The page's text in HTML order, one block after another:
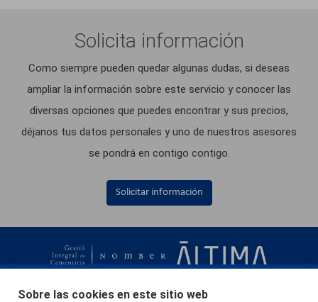
Solicita información
Como siempre pueden quedar algunas dudas, si deseas
ampliar la información sobre este servicio y conocer las
diversas opciones que puedes encontrar y sus precios,
déjanos tus datos personales y uno de nuestros asesores
se pondrá en contigo contigo.
Solicitar información
Sobre las cookies en este sitio web